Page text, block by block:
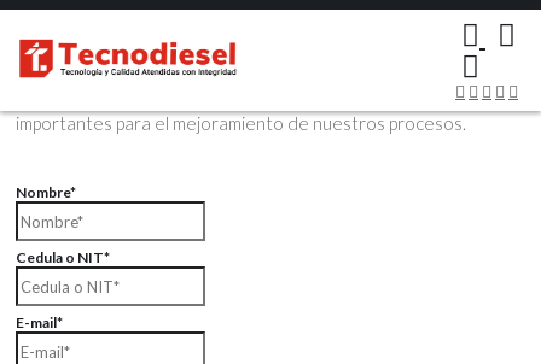
Contáctenos Vía Email
Envíenos sus datos con sus comentarios, sus opiniones son muy
importantes para el mejoramiento de nuestros procesos.
Nombre*
Cedula o NIT*
E-mail*